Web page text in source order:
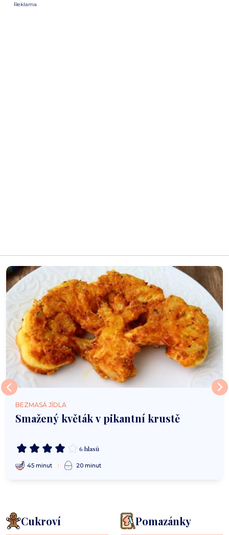
Reklama
BEZMASÁ JÍDLA
Smažený květák v pikantní krustě
6 hlasů
45 minut 20 minut
Cukroví Pomazánky